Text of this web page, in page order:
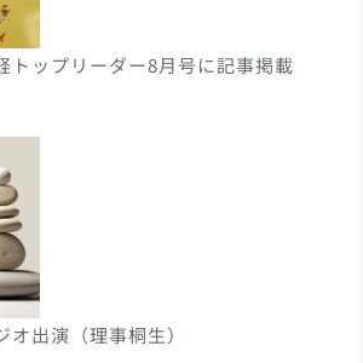
トップリーダー8月号に記事掲載
オ出演（理事桐生）